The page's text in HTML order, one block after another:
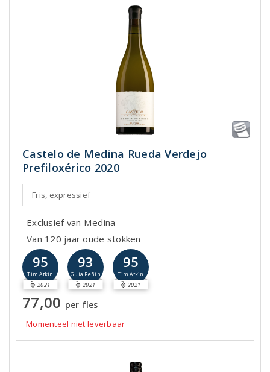
Castelo de Medina Rueda Verdejo
Prefiloxérico 2020
Fris, expressief
Exclusief van Medina
Van 120 jaar oude stokken
95
Tim Atkin
2021
93
Guía Peñín
2021
95
Tim Atkin
2021
77,00 per fles
Momenteel niet leverbaar